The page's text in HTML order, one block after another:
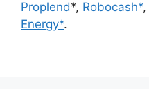
Proplend*, Robocash*,
Energy*.